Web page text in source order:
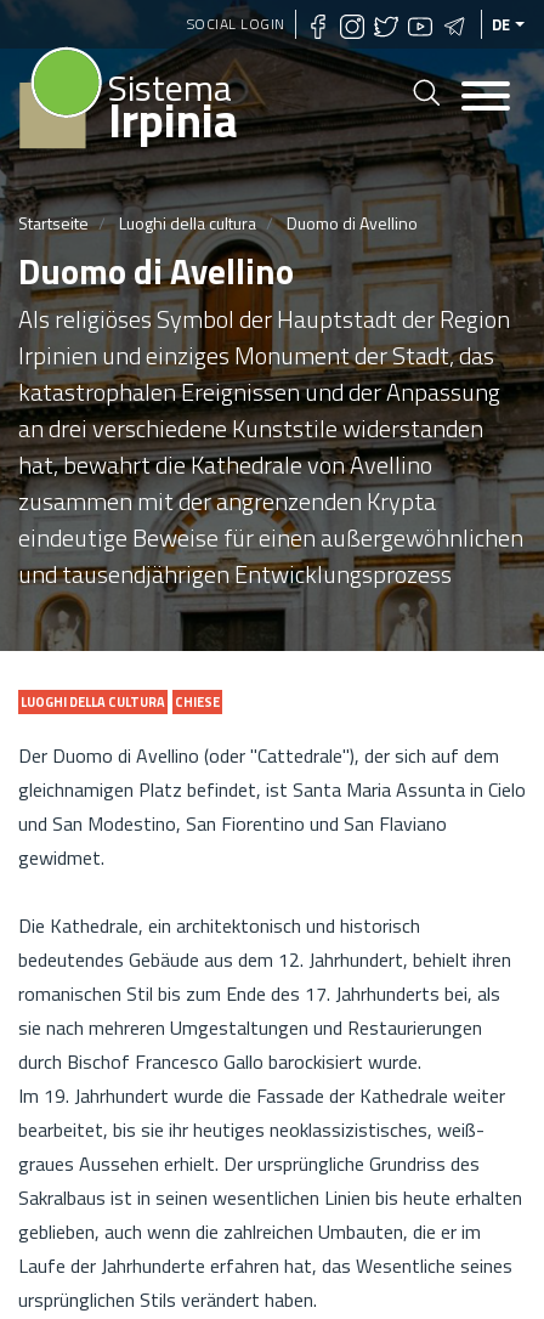
Direkt
zum
Inhalt
SOCIAL LOGIN DE
Sistema
Irpinia
Startseite Luoghi della cultura Duomo di Avellino
Duomo di Avellino
Als religiöses Symbol der Hauptstadt der Region
Irpinien und einziges Monument der Stadt, das
katastrophalen Ereignissen und der Anpassung
an drei verschiedene Kunststile widerstanden
hat, bewahrt die Kathedrale von Avellino
zusammen mit der angrenzenden Krypta
eindeutige Beweise für einen außergewöhnlichen
und tausendjährigen Entwicklungsprozess
LUOGHI DELLA CULTURA CHIESE
Der Duomo di Avellino (oder "Cattedrale"), der sich auf dem
gleichnamigen Platz befindet, ist Santa Maria Assunta in Cielo
und San Modestino, San Fiorentino und San Flaviano
gewidmet.
Die Kathedrale, ein architektonisch und historisch
bedeutendes Gebäude aus dem 12. Jahrhundert, behielt ihren
romanischen Stil bis zum Ende des 17. Jahrhunderts bei, als
sie nach mehreren Umgestaltungen und Restaurierungen
durch Bischof Francesco Gallo barockisiert wurde.
Im 19. Jahrhundert wurde die Fassade der Kathedrale weiter
bearbeitet, bis sie ihr heutiges neoklassizistisches, weiß-
graues Aussehen erhielt. Der ursprüngliche Grundriss des
Sakralbaus ist in seinen wesentlichen Linien bis heute erhalten
geblieben, auch wenn die zahlreichen Umbauten, die er im
Laufe der Jahrhunderte erfahren hat, das Wesentliche seines
ursprünglichen Stils verändert haben.